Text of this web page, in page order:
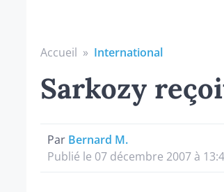
Accueil » International
Sarkozy
Par Bernard M.
Publié le 07 décembre 2007 à